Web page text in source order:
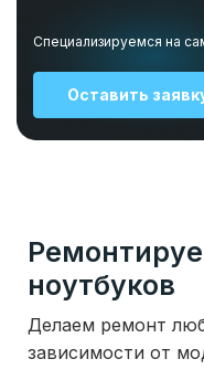
Специализируемся на
Оставить
ноутбуков
Делаем ремонт
зависимости от